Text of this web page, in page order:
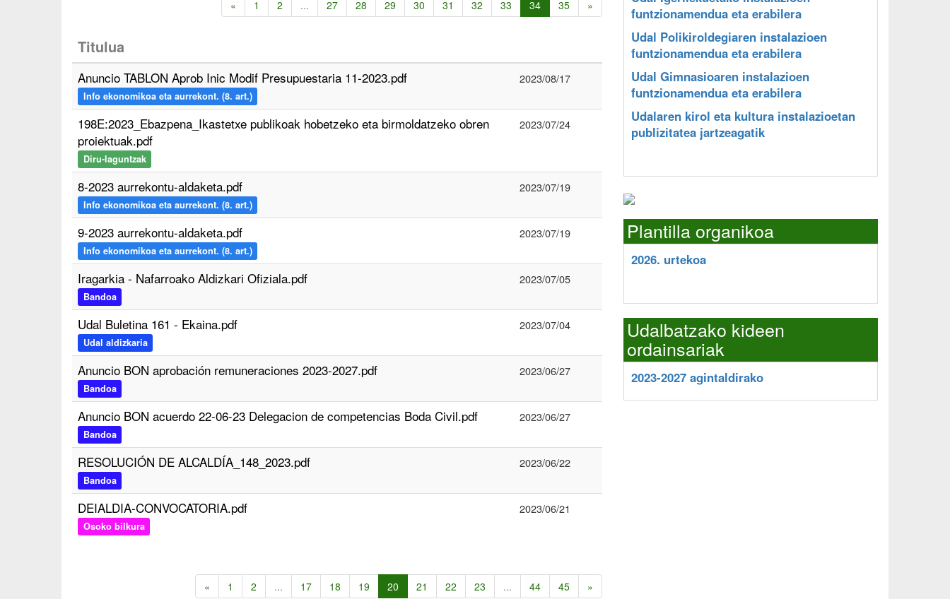
« 1 2 ... 27 28 29 30 31 32 33 34 35 »
Titulua
Anuncio TABLON Aprob Inic Modif Presupuestaria 11-2023.pdf
Info ekonomikoa eta aurrekont. (8. art.)
2023/08/17
198E:2023_Ebazpena_Ikastetxe publikoak hobetzeko eta birmoldatzeko obren
proiektuak.pdf
Diru-laguntzak
2023/07/24
8-2023 aurrekontu-aldaketa.pdf
Info ekonomikoa eta aurrekont. (8. art.)
2023/07/19
9-2023 aurrekontu-aldaketa.pdf
Info ekonomikoa eta aurrekont. (8. art.)
2023/07/19
Iragarkia - Nafarroako Aldizkari Ofiziala.pdf
Bandoa
2023/07/05
Udal Buletina 161 - Ekaina.pdf
Udal aldizkaria
2023/07/04
Anuncio BON aprobación remuneraciones 2023-2027.pdf
Bandoa
2023/06/27
Anuncio BON acuerdo 22-06-23 Delegacion de competencias Boda Civil.pdf
Bandoa
2023/06/27
RESOLUCIÓN DE ALCALDÍA_148_2023.pdf
Bandoa
2023/06/22
DEIALDIA-CONVOCATORIA.pdf
Osoko bilkura
2023/06/21
« 1 2 ... 17 18 19 20 21 22 23 ... 44 45 »
funtzionamendua eta erabilera
Udal Polikiroldegiaren instalazioen
funtzionamendua eta erabilera
Udal Gimnasioaren instalazioen
funtzionamendua eta erabilera
Udalaren kirol eta kultura instalazioetan
publizitatea jartzeagatik
Plantilla organikoa
2026. urtekoa
Udalbatzako kideen
ordainsariak
2023-2027 agintaldirako